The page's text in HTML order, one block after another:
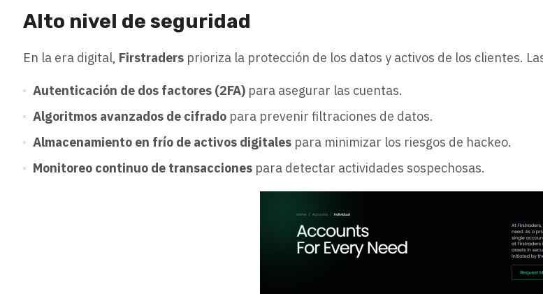
Alto nivel de seguridad
En la era digital, Firstraders prioriza la protección de los datos y activos de los clientes.
Autenticación de dos factores (2FA) para asegurar las cuentas.
Algoritmos avanzados de cifrado para prevenir filtraciones de datos.
Almacenamiento en frío de activos digitales para minimizar los riesgos de hackeo.
Monitoreo continuo de transacciones para detectar actividades sospechosas.